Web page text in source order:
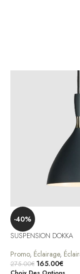
-40%
SUSPENSION DOKKA
Promo, Éclairage,
275.00€ 165.00€